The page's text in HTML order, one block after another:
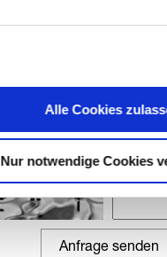
Alle Cookies
Nur notwendige Cookies